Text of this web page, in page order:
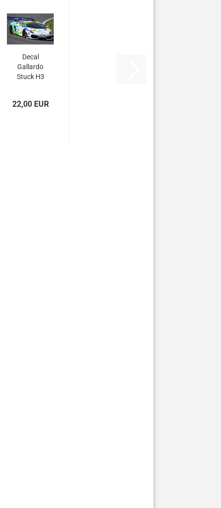
Decal
Gallardo
Stuck H3
22,00 EUR